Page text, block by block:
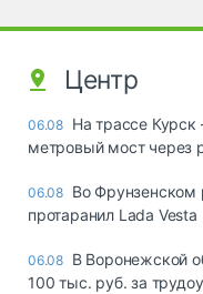
Центр
06.08 На трассе Курск
метровый мост через
06.08 Во
протаранил Lada Vesta
06.08 В Воронежской
100 тыс. руб. за